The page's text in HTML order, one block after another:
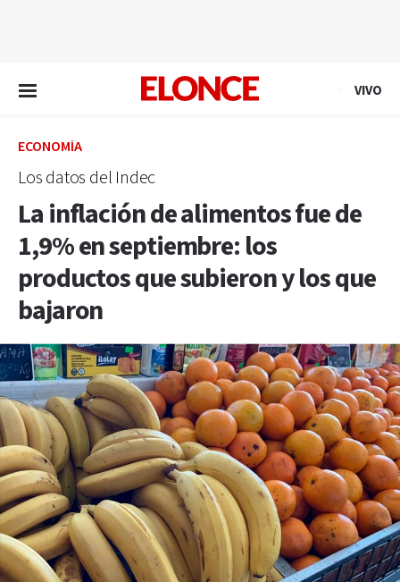
VIVO
ECONOMÍA
Los datos del Indec
La inflación de alimentos fue de
1,9% en septiembre: los
productos que subieron y los que
bajaron